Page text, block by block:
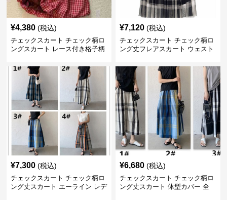
¥4,380 (税込)
チェックスカート チェック柄ロ
ングスカート レース付き格子柄
¥7,120 (税込)
チェックスカート チェック柄ロ
ング丈フレアスカート ウェスト
¥7,300 (税込)
チェックスカート チェック柄ロ
ング丈スカート エーライン レデ
¥6,680 (税込)
チェックスカート チェック柄ロ
ング丈スカート 体型カバー 全